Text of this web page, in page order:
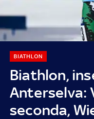
Biathlon,
Anterselva:
seconda,
BIATHLON